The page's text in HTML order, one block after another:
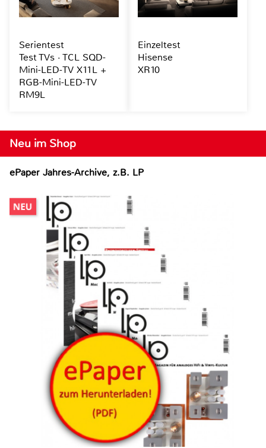
Neu im Shop
ePaper Jahres-Archive, z.B. LP
Serientest
Test TVs · TCL SQD-
Mini-LED-TV X11L +
RGB-Mini-LED-TV
RM9L
Einzeltest
Hisense
XR10